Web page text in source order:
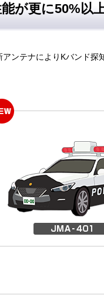
が更に50%以
ンテナによりKバンド探